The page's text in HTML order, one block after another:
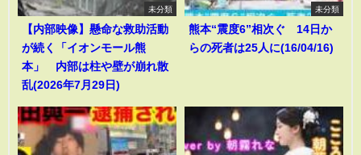
未分類
【内部映像】懸命な救助活動
が続く「イオンモール熊
本」 内部は柱や壁が崩れ散
乱(2026年7月29日)
未分類
熊本“震度6”相次ぐ 14日か
らの死者は25人に(16/04/16)